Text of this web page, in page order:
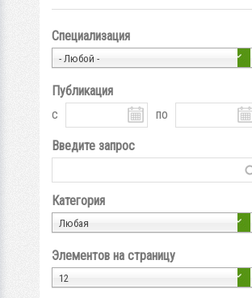
Специализация
- Любой -
Публикация
с
по
Введите запрос
Категория
Любая
Элементов на страницу
12